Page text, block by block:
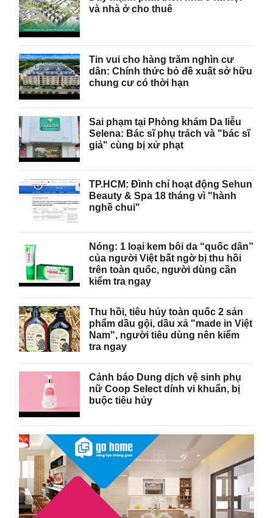
và nhà ở cho thuê
Tin vui cho hàng trăm nghìn cư
dân: Chính thức bỏ đề xuất sở hữu
chung cư có thời hạn
Sai phạm tại Phòng khám Da liễu
Selena: Bác sĩ phụ trách và "bác sĩ
giả" cùng bị xử phạt
TP.HCM: Đình chỉ hoạt động Sehun
Beauty & Spa 18 tháng vì "hành
nghề chui"
Nóng: 1 loại kem bôi da “quốc dân”
của người Việt bất ngờ bị thu hồi
trên toàn quốc, người dùng cần
kiểm tra ngay
Thu hồi, tiêu hủy toàn quốc 2 sản
phẩm dầu gội, dầu xả "made in Việt
Nam", người tiêu dùng nên kiểm
tra ngay
Cảnh báo Dung dịch vệ sinh phụ
nữ Coop Select dính vi khuẩn, bị
buộc tiêu hủy